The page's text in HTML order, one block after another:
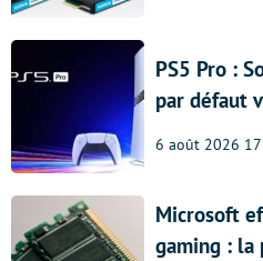
PS5 Pro :
par défaut
6 août 2026
Microsoft
gaming : la